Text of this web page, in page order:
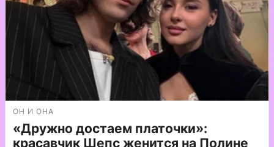
ОН И ОНА
«Дружно достаем платочки»:
красавчик Шепс женится на Полине